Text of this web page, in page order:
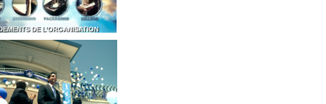
DE L’ORGANISATION